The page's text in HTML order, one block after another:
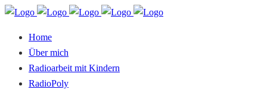
Home
Über mich
Radioarbeit mit Kindern
RadioPoly